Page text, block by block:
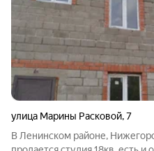
улица Марины Расковой,7
В Ленинском районе,